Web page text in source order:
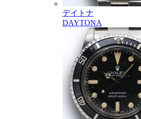
デイトナ
DAYTONA